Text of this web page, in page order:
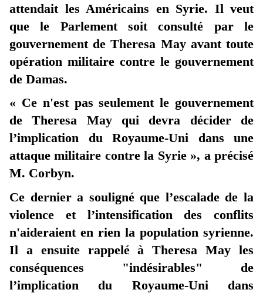
attendait les Américains en Syrie. Il veut
que le Parlement soit consulté par le
gouvernement de Theresa May avant toute
opération militaire contre le gouvernement
de Damas.
« Ce n'est pas seulement le gouvernement
de Theresa May qui devra décider de
l’implication du Royaume-Uni dans une
attaque militaire contre la Syrie », a précisé
M. Corbyn.
Ce dernier a souligné que l’escalade de la
violence et l’intensification des conflits
n'aideraient en rien la population syrienne.
Il a ensuite rappelé à Theresa May les
conséquences "indésirables" de
l’implication du Royaume-Uni dans